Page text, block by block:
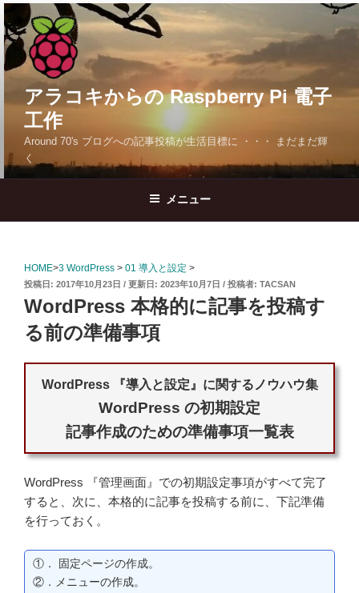
コ
ン
テ
ン
へ
ッ
プ
アラコキからの Raspberry Pi 電子
工作
Around 70's ブログへの記事投稿が生活目標に ・・・ まだまだ輝
く
メニュー
HOME>3 WordPress > 01 導入と設定 >
投
稿
日:
2017年10月23日 2023年10月7日 投稿者: TACSAN
WordPress 本格的に記事を投稿す
る前の準備事項
WordPress 『導入と設定』に関するノウハウ集
WordPress の初期設定
記事作成のための準備事項一覧表
WordPress 『管理画面』での初期設定事項がすべて完了
すると、次に、本格的に記事を投稿する前に、下記準備
を行っておく。
①． 固定ページの作成。
②．メニューの作成。